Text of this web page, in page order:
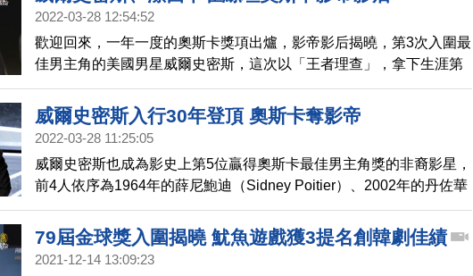
光頭的形象，形容威爾史密斯的老婆潔達，然而潔達是患「脫髮症」
直接上台，賞了克里斯一記耳光，為太太出頭，場面相當尷尬。沒想
到的是，威爾史密斯在揍完人後，以《王者理查》奪得奧斯卡影帝，
這也是他首次稱帝。
2022-03-28 12:54:52
歡迎回來，一年一度的奧斯卡獎項出爐，影帝影后揭曉，第3次入圍最
佳男主角的美國男星威爾史密斯，這次以「王者理查」，拿下生涯第
一座奧斯卡金像獎，登上影帝寶座。第3次入圍奧斯卡的美國女星潔西
卡雀絲坦，這次也終於以《神聖電視台》奪下生涯第一座奧斯卡金像
獎，一舉登上影后寶座。最佳國際影片獎由日本電影《在車上》奪
再度獲得此獎項。
威爾史密斯入行30年登頂 奧斯卡奪影帝
2022-03-28 11:25:05
威爾史密斯也成為影史上第5位贏得奧斯卡最佳男主角獎的非裔影星，
前4人依序為1964年的薛尼鮑迪（Sidney Poitier）、2002年的丹佐華
盛頓、2005年的傑米福克斯（Jamie Foxx）以及2007年的佛瑞斯惠特
克（Forest Whitaker）。
79屆金球獎入圍揭曉 魷魚遊戲獲3提名創韓劇佳績
2021-12-14 13:09:23